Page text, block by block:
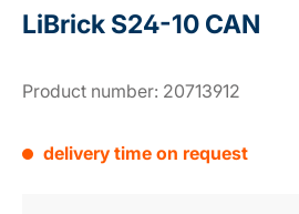
LiBrick S24-10 CAN
Product number: 20713912
delivery time on request